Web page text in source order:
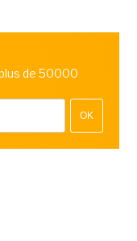
de 50000
OK